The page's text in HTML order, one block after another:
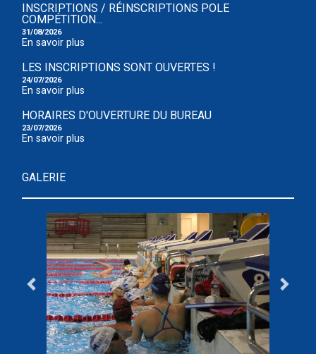
INSCRIPTIONS / RÉINSCRIPTIONS POLE
COMPÉTITION...
31/08/2026
En savoir plus
LES INSCRIPTIONS SONT OUVERTES !
24/07/2026
En savoir plus
HORAIRES D'OUVERTURE DU BUREAU
23/07/2026
En savoir plus
GALERIE